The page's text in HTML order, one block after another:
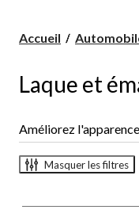
Accueil
Laque et
Améliorez
Masquer les filtres